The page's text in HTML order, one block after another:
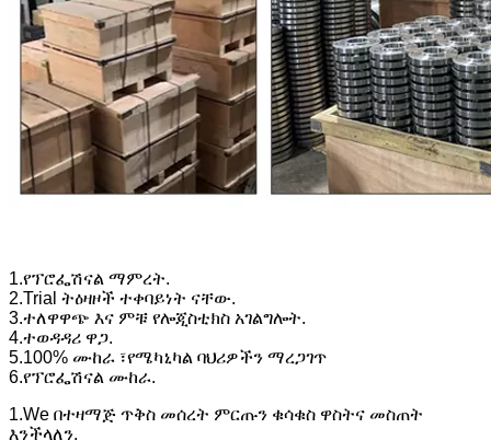
1.የፕሮፌሽናል ማምረት.
2.Trial ትዕዛዞች ተቀባይነት ናቸው.
3.ተለዋዋጭ እና ምቹ የሎጂስቲክስ አገልግሎት.
4.ተወዳዳሪ ዋጋ.
5.100% ሙከራ ፣የሜካኒካል ባህሪዎችን ማረጋገጥ
6.የፕሮፌሽናል ሙከራ.
1.We በተዛማጅ ጥቅስ መሰረት ምርጡን ቁሳቁስ ዋስትና መስጠት
እንችላለን.